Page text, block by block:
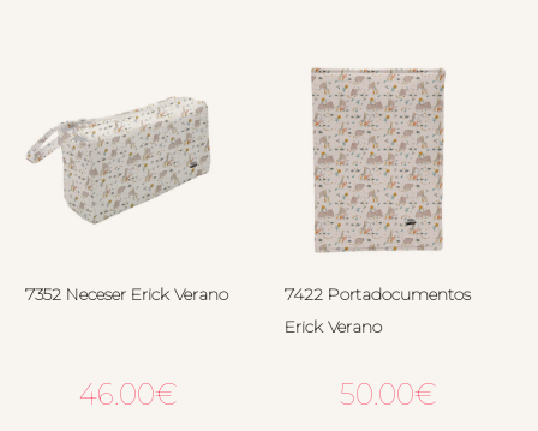
7352 Neceser Erick Verano
46.00€
7422 Portadocumentos
Erick Verano
50.00€